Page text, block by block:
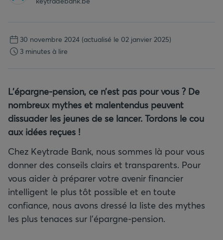
30 novembre 2024 (actualisé le 02 janvier 2025)
3 minutes à lire
L’épargne-pension, ce n’est pas pour vous ? De
nombreux mythes et malentendus peuvent
dissuader les jeunes de se lancer. Tordons le cou
aux idées reçues !
Chez Keytrade Bank, nous sommes là pour vous
donner des conseils clairs et transparents. Pour
vous aider à préparer votre avenir financier
intelligent le plus tôt possible et en toute
confiance, nous avons dressé la liste des mythes
les plus tenaces sur l’épargne-pension.